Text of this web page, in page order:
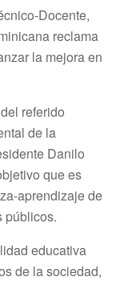
Docente,
reclama
la mejora en
referido
de la
Danilo
que es
aprendizaje de
públicos.
educativa
de la sociedad,